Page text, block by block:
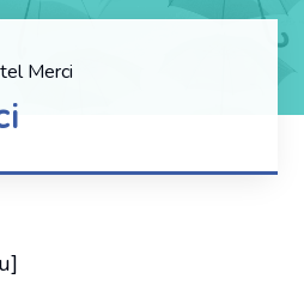
Merci